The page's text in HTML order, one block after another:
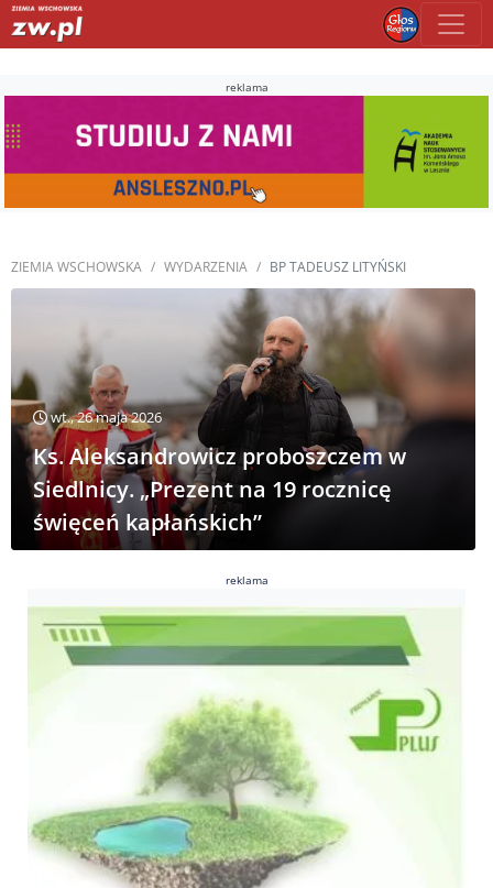
reklama
ZIEMIA WSCHOWSKA WYDARZENIA BP TADEUSZ LITYŃSKI
wt., 26 maja 2026
Ks. Aleksandrowicz proboszczem w
Siedlnicy. „Prezent na 19 rocznicę
święceń kapłańskich”
reklama